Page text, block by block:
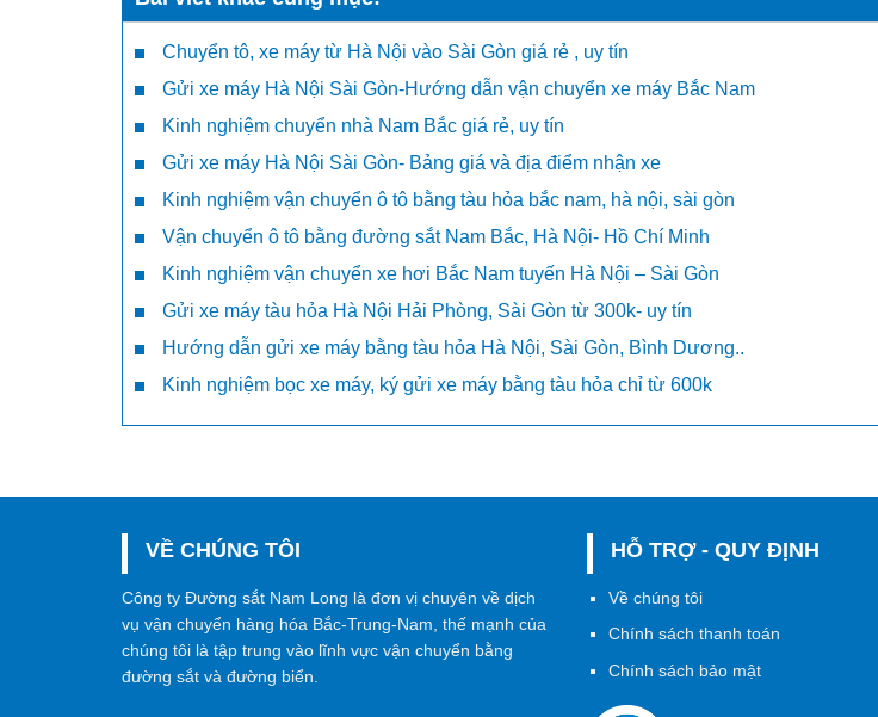
Chuyển tô, xe máy từ Hà Nội vào Sài Gòn giá rẻ , uy tín
Gửi xe máy Hà Nội Sài Gòn-Hướng dẫn vận chuyển xe máy Bắc Nam
Kinh nghiệm chuyển nhà Nam Bắc giá rẻ, uy tín
Gửi xe máy Hà Nội Sài Gòn- Bảng giá và địa điểm nhận xe
Kinh nghiệm vận chuyển ô tô bằng tàu hỏa bắc nam, hà nội, sài gòn
Vận chuyển ô tô bằng đường sắt Nam Bắc, Hà Nội- Hồ Chí Minh
Kinh nghiệm vận chuyển xe hơi Bắc Nam tuyến Hà Nội – Sài Gòn
Gửi xe máy tàu hỏa Hà Nội Hải Phòng, Sài Gòn từ 300k- uy tín
Hướng dẫn gửi xe máy bằng tàu hỏa Hà Nội, Sài Gòn, Bình Dương..
Kinh nghiệm bọc xe máy, ký gửi xe máy bằng tàu hỏa chỉ từ 600k
VỀ CHÚNG TÔI
Công ty Đường sắt Nam Long là đơn vị chuyên về dịch
vụ vận chuyển hàng hóa Bắc-Trung-Nam, thế mạnh của
chúng tôi là tập trung vào lĩnh vực vận chuyển bằng
đường sắt và đường biển.
HỖ TRỢ - QUY ĐỊNH
Về chúng tôi
Chính sách thanh toán
Chính sách bảo mật